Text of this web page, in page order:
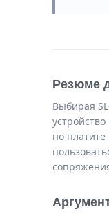
Резюме
Выбирая
но